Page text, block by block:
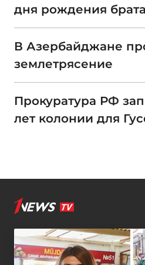
дня рождения
В Азербайджане
землетрясение
Прокуратура РФ
лет колонии для